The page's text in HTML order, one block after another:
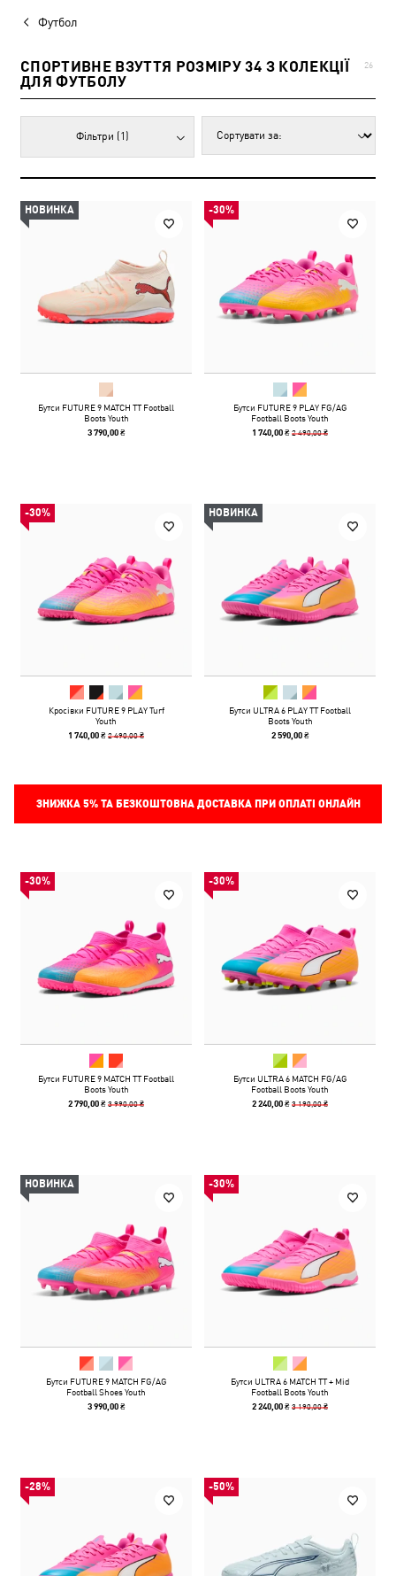
Футбол
СПОРТИВНЕ ВЗУТТЯ РОЗМІРУ 34 З КОЛЕКЦІЇ
ДЛЯ ФУТБОЛУ
26
Фільтри (1)
НОВИНКА
Бутси FUTURE 9 MATCH TT Football
Boots Youth
3 790,00 ₴
-30%
Бутси FUTURE 9 PLAY FG/AG
Football Boots Youth
1 740,00 ₴2 490,00 ₴
-30%
Кросівки FUTURE 9 PLAY Turf
Youth
1 740,00 ₴2 490,00 ₴
НОВИНКА
Бутси ULTRA 6 PLAY TT Football
Boots Youth
2 590,00 ₴
ЗНИЖКА 5%ТА БЕЗКОШТОВНА ДОСТАВКА ПРИ ОПЛАТІ ОНЛАЙН
-30%
Бутси FUTURE 9 MATCH TT Football
Boots Youth
2 790,00 ₴3 990,00 ₴
-30%
Бутси ULTRA 6 MATCH FG/AG
Football Boots Youth
2 240,00 ₴3 190,00 ₴
НОВИНКА
Бутси FUTURE 9 MATCH FG/AG
Football Shoes Youth
3 990,00 ₴
-30%
Бутси ULTRA 6 MATCH TT + Mid
Football Boots Youth
2 240,00 ₴3 190,00 ₴
-28% -50%